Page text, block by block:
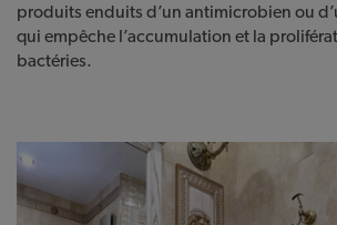
produits enduits d’un antimicrobien ou
qui empêche l’accumulation et la
bactéries.